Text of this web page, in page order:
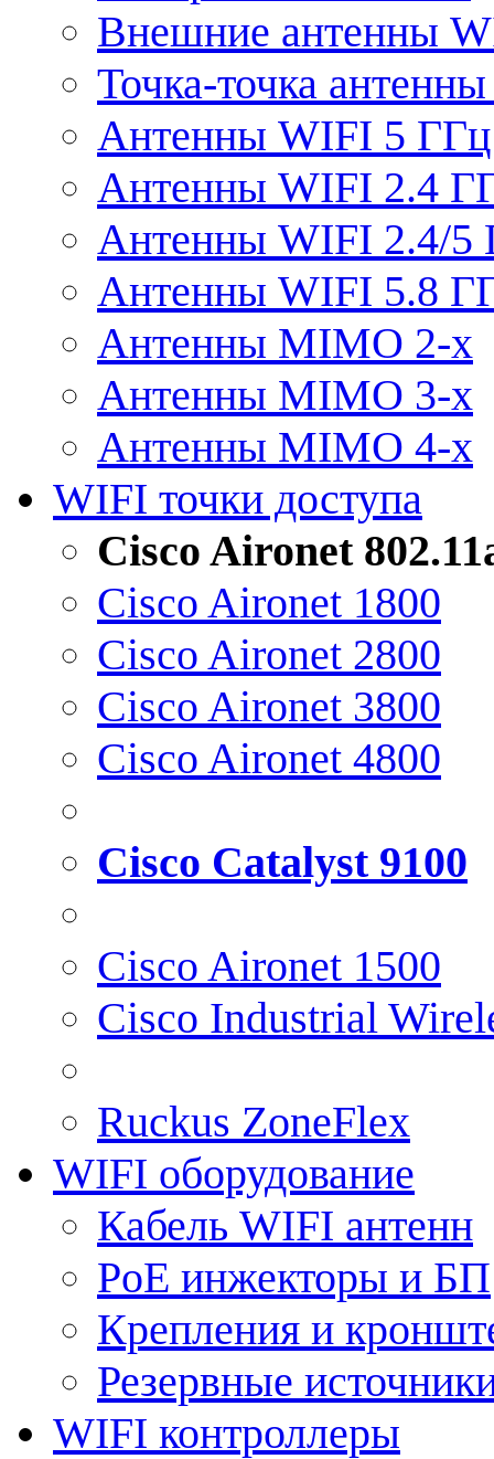
Внешние антенны
Точка-точка
Антенны WIFI 5 ГГц
Антенны WIFI 2.4
Антенны WIFI 2.4/5
Антенны WIFI 5.8
Антенны MIMO 2-x
Антенны MIMO 3-x
Антенны MIMO 4-x
WIFI точки доступа
Cisco Aironet
Cisco Aironet 1800
Cisco Aironet 2800
Cisco Aironet 3800
Cisco Aironet 4800
Cisco Catalyst 9100
Cisco Aironet 1500
Cisco Industrial
Ruckus ZoneFlex
WIFI оборудование
Кабель WIFI антенн
PoE инжекторы и БП
Крепления и
Резервные
WIFI контроллеры